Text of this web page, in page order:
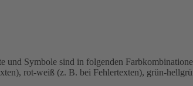
und Symbole sind in folgenden
rot-weiß (z. B. bei Fehlertexten), grün-